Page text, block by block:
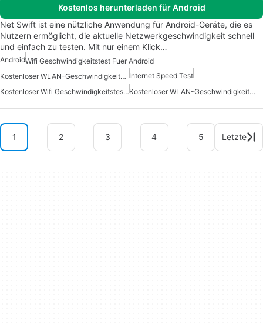
Kostenlos herunterladen für Android
Net Swift ist eine nützliche Anwendung für Android-Geräte, die es
Nutzern ermöglicht, die aktuelle Netzwerkgeschwindigkeit schnell
und einfach zu testen. Mit nur einem Klick…
AndroidWifi Geschwindigkeitstest Fuer Android
Kostenloser WLAN-Geschwindigkeitstest Internet Speed Test
Kostenloser Wifi Geschwindigkeitstest Fuer Android
Kostenloser WLAN-Geschwindigkeitstest Für Android
1 2 3 4 5 Letzte